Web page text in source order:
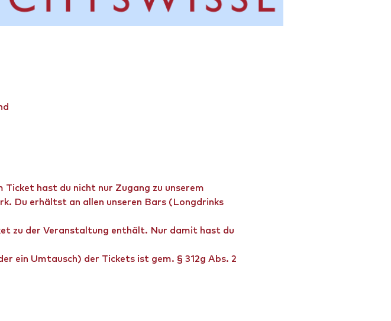
hast du nicht nur Zugang zu unserem
Du erhältst an allen unseren Bars (Longdrinks
zu der Veranstaltung enthält. Nur damit hast du
ein Umtausch) der Tickets ist gem. § 312g Abs. 2